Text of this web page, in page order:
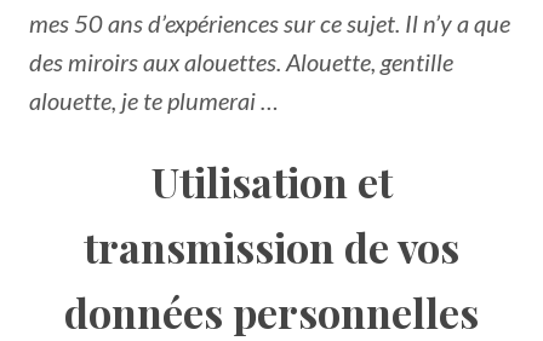
mes 50 ans d’expériences sur ce sujet. Il n’y a que
des miroirs aux alouettes. Alouette, gentille
alouette, je te plumerai …
Utilisation et
transmission de vos
données personnelles